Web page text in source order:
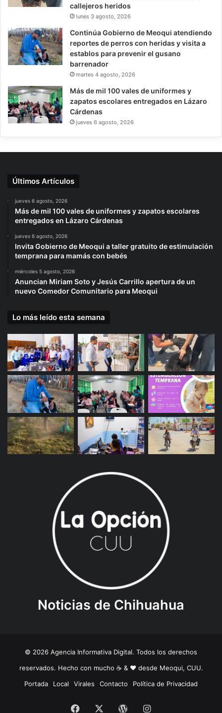
callejeros heridos
lunes 3 agosto, 2026
Continúa Gobierno de Meoqui atendiendo
reportes de perros con heridas y visita a
establos para prevenir el gusano
barrenador
martes 4 agosto, 2026
Más de mil 100 vales de uniformes y
zapatos escolares entregados en Lázaro
Cárdenas
jueves 6 agosto, 2026
Últimos Artículos
jueves 6 agosto, 2026
Más de mil 100 vales de uniformes y zapatos escolares
entregados en Lázaro Cárdenas
jueves 6 agosto, 2026
Invita Gobierno de Meoqui a taller gratuito de estimulación
temprana para mamás con bebés
miércoles 5 agosto, 2026
Anuncian Miriam Soto y Jesús Carrillo apertura de un
nuevo Comedor Comunitario para Meoqui
Lo más leído esta semana
Noticias de Chihuahua
© 2026 Agencia Informativa Digital. Todos los derechos
reservados. Hecho con mucho ☕️ & ❤️ desde Meoqui, CUU.
Portada
Local Virales Contacto Política de Privacidad
Facebook WordPressInstagram